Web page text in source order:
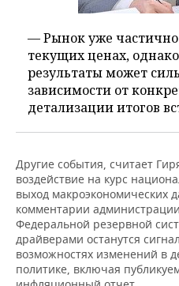
— Рынок уже частично
текущих ценах,
результаты может
зависимости от
детализации итогов
Другие события, считает
воздействие на курс
выход макроэкономических
комментарии
Федеральной резервной
драйверами останутся
возможностях изменений в
политике, включая